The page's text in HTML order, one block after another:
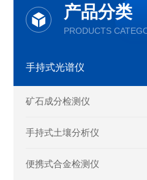
产品分类
PRODUCTS
手持式光谱仪
矿石成分检测仪
手持式土壤分析仪
便携式合金检测仪